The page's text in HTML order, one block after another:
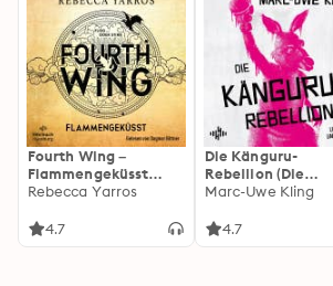
Fourth Wing –
Flammengeküsst
(Flammengeküsst-
Rebecca Yarros
4.7
Die Känguru-
Rebellion (Die
Känguru-Werke 5)
Marc-Uwe Kling
4.7